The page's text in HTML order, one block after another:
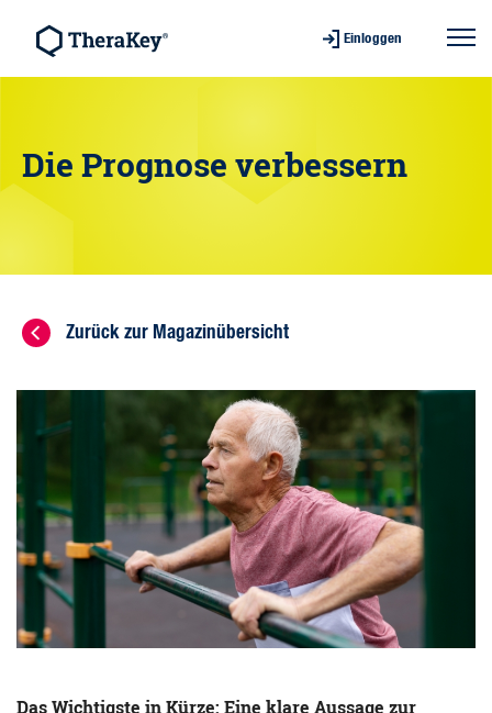
Einloggen
Die Prognose verbessern
Zurück zur Magazinübersicht
Das Wichtigste in Kürze: Eine klare Aussage zur